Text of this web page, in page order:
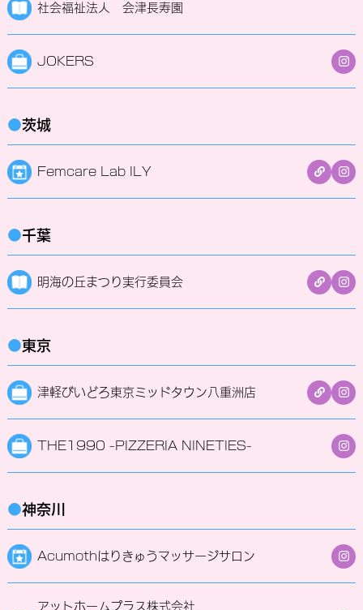
社会福祉法人 会津長寿園
JOKERS
●茨城
Femcare Lab ILY
●千葉
明海の丘まつり実行委員会
●東京
津軽びいどろ東京ミッドタウン八重洲店
THE1990 -PIZZERIA NINETIES-
●神奈川
Acumothはりきゅうマッサージサロン
アットホームプラス株式会社